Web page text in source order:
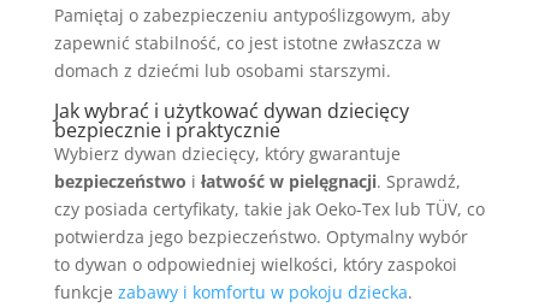
Pamiętaj o zabezpieczeniu antypoślizgowym, aby
zapewnić stabilność, co jest istotne zwłaszcza w
domach z dziećmi lub osobami starszymi.
Jak wybrać i użytkować dywan dziecięcy
bezpiecznie i praktycznie
Wybierz dywan dziecięcy, który gwarantuje
bezpieczeństwo i łatwość w pielęgnacji. Sprawdź,
czy posiada certyfikaty, takie jak Oeko-Tex lub TÜV, co
potwierdza jego bezpieczeństwo. Optymalny wybór
to dywan o odpowiedniej wielkości, który zaspokoi
funkcje zabawy i komfortu w pokoju dziecka.